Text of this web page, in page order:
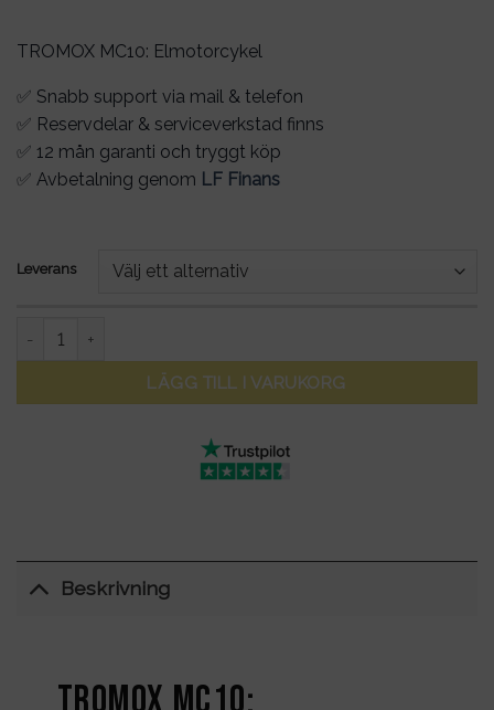
TROMOX MC10: Elmotorcykel
✅ Snabb support via mail & telefon
✅ Reservdelar & serviceverkstad finns
✅ 12 mån garanti och tryggt köp
✅ Avbetalning genom LF Finans
Leverans
TROMOX MC10: Elmotorcykel - Peak 11000W - Räckvidd 120
LÄGG TILL I VARUKORG
Beskrivning